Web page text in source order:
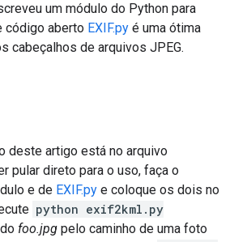
um módulo do Python para
código aberto EXIF.py é uma ótima
cabeçalhos de arquivos JPEG.
deste artigo está no arquivo
pular direto para o uso, faça o
e de EXIF.py e coloque os dois no
python exif2kml.py
foo.jpg pelo caminho de uma foto